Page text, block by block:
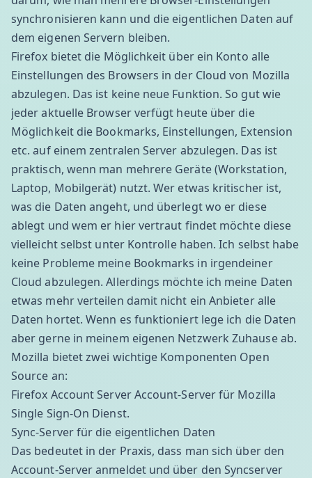
synchronisieren kann und die eigentlichen Daten auf
dem eigenen Servern bleiben.
Firefox bietet die Möglichkeit über ein Konto alle
Einstellungen des Browsers in der Cloud von Mozilla
abzulegen. Das ist keine neue Funktion. So gut wie
jeder aktuelle Browser verfügt heute über die
Möglichkeit die Bookmarks, Einstellungen, Extension
etc. auf einem zentralen Server abzulegen. Das ist
praktisch, wenn man mehrere Geräte (Workstation,
Laptop, Mobilgerät) nutzt. Wer etwas kritischer ist,
was die Daten angeht, und überlegt wo er diese
ablegt und wem er hier vertraut findet möchte diese
vielleicht selbst unter Kontrolle haben. Ich selbst habe
keine Probleme meine Bookmarks in irgendeiner
Cloud abzulegen. Allerdings möchte ich meine Daten
etwas mehr verteilen damit nicht ein Anbieter alle
Daten hortet. Wenn es funktioniert lege ich die Daten
aber gerne in meinem eigenen Netzwerk Zuhause ab.
Mozilla bietet zwei wichtige Komponenten Open
Source an:
Firefox Account ServerAccount-Server für Mozilla
Single Sign-On Dienst.
Sync-Serverfür die eigentlichen Daten
Das bedeutet in der Praxis, dass man sich über den
Account-Server anmeldet und über den Syncserver